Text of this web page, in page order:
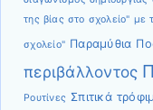
της βίας στο σχολείο" με
σχολείο" Παραμύθια
περιβάλλοντος
Ρουτίνες Σπιτικά